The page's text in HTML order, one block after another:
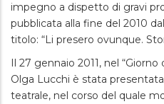
impegno a dispetto di gravi
pubblicata alla fine del 2010
titolo: “Li presero ovunque.
Il 27 gennaio 2011, nel
Olga Lucchi è stata
teatrale, nel corso del quale